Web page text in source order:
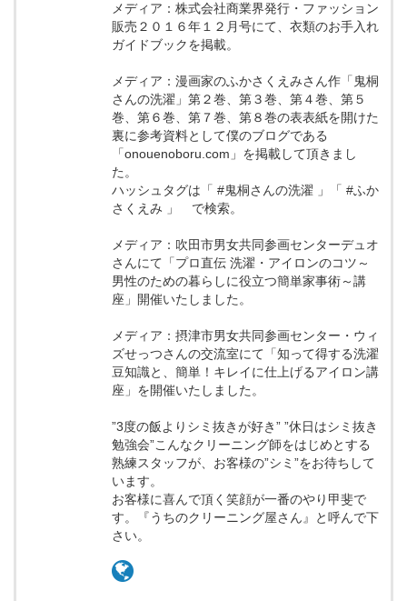
メディア：株式会社商業界発行・ファッション
販売２０１６年１２月号にて、衣類のお手入れ
ガイドブックを掲載。
メディア：漫画家のふかさくえみさん作「鬼桐
さんの洗濯」第２巻、第３巻、第４巻、第５
巻、第６巻、第７巻、第８巻の表表紙を開けた
裏に参考資料として僕のブログである
「onouenoboru.com」を掲載して頂きまし
た。
ハッシュタグは「 #鬼桐さんの洗濯 」「 #ふか
さくえみ 」 で検索。
メディア：吹田市男女共同参画センターデュオ
さんにて「プロ直伝 洗濯・アイロンのコツ～
男性のための暮らしに役立つ簡単家事術～講
座」開催いたしました。
メディア：摂津市男女共同参画センター・ウィ
ズせっつさんの交流室にて「知って得する洗濯
豆知識と、簡単！キレイに仕上げるアイロン講
座」を開催いたしました。
”3度の飯よりシミ抜きが好き” ”休日はシミ抜き
勉強会”こんなクリーニング師をはじめとする
熟練スタッフが、お客様の”シミ”をお待ちして
います。
お客様に喜んで頂く笑顔が一番のやり甲斐で
す。『うちのクリーニング屋さん』と呼んで下
さい。